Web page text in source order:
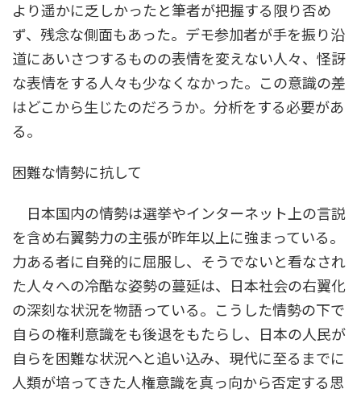
より遥かに乏しかったと筆者が把握する限り否め
ず、残念な側面もあった。デモ参加者が手を振り沿
道にあいさつするものの表情を変えない人々、怪訝
な表情をする人々も少なくなかった。この意識の差
はどこから生じたのだろうか。分析をする必要があ
る。
困難な情勢に抗して
日本国内の情勢は選挙やインターネット上の言説
を含め右翼勢力の主張が昨年以上に強まっている。
力ある者に自発的に屈服し、そうでないと看なされ
た人々への冷酷な姿勢の蔓延は、日本社会の右翼化
の深刻な状況を物語っている。こうした情勢の下で
自らの権利意識をも後退をもたらし、日本の人民が
自らを困難な状況へと追い込み、現代に至るまでに
人類が培ってきた人権意識を真っ向から否定する思